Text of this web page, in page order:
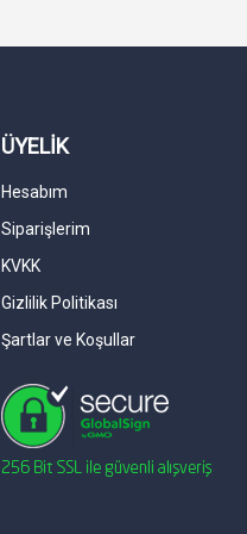
ÜYELİK
Hesabım
Siparişlerim
KVKK
Gizlilik Politikası
Şartlar ve Koşullar